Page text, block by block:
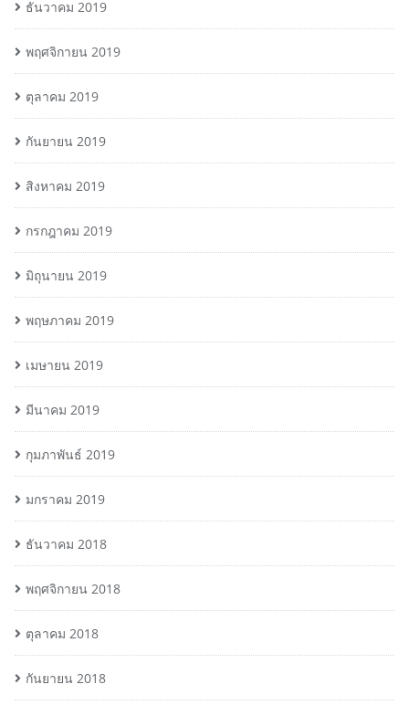
ธันวาคม 2019
พฤศจิกายน 2019
ตุลาคม 2019
กันยายน 2019
สิงหาคม 2019
กรกฎาคม 2019
มิถุนายน 2019
พฤษภาคม 2019
เมษายน 2019
มีนาคม 2019
กุมภาพันธ์ 2019
มกราคม 2019
ธันวาคม 2018
พฤศจิกายน 2018
ตุลาคม 2018
กันยายน 2018